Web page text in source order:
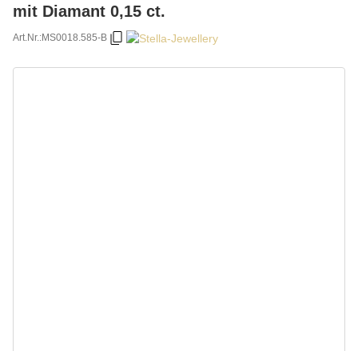
mit Diamant 0,15 ct.
Art.Nr.:MS0018.585-B